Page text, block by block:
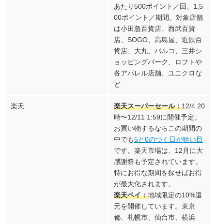
あたり500ポイント／回、1,5
00ポイント／期間。対象店舗
は小田急百貨店、西武百貨
店、SOGO、高島屋、近鉄百
貨店、大丸、パルコ、三井シ
ョッピングパーク、ロフトや
各アパレル店舗、ユニクロな
ど
楽天 楽天スーパーセール：12/4 20
時〜12/11 1:59に開催予定。
お買い物するならこの期間の
中でも5と0のつく日が狙い目
です。楽天市場は、12月に大
感謝祭も予定されています。
特にお得な期間を探せばお得
が最大化されます。
楽天ペイ：地域限定の10%還
元を開催しています。東京
都、札幌市、仙台市、横浜